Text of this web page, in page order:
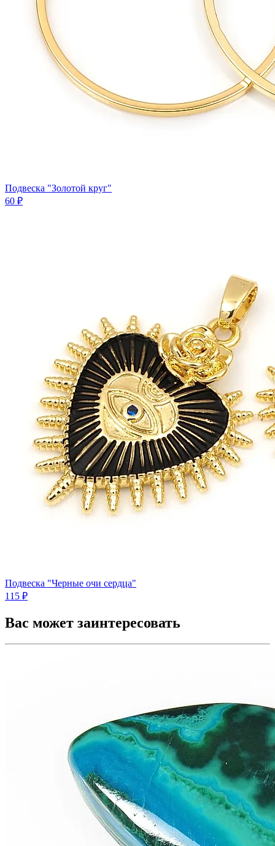
Подвеска "Золотой круг"
60 ₽
Подвеска "Черные очи сердца"
115 ₽
Вас может заинтересовать